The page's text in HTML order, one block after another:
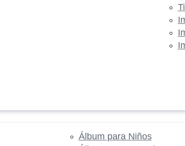
Álbum para Niños